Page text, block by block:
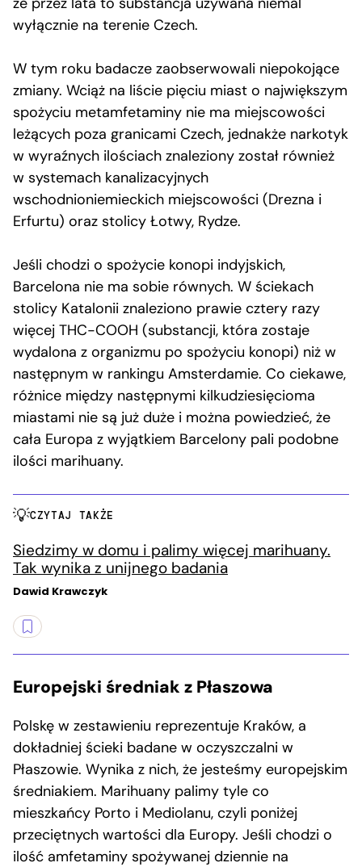
wyłącznie na terenie Czech.
W tym roku badacze zaobserwowali niepokojące
zmiany. Wciąż na liście pięciu miast o największym
spożyciu metamfetaminy nie ma miejscowości
leżących poza granicami Czech, jednakże narkotyk
w wyraźnych ilościach znaleziony został również
w systemach kanalizacyjnych
wschodnioniemieckich miejscowości (Drezna i
Erfurtu) oraz stolicy Łotwy, Rydze.
Jeśli chodzi o spożycie konopi indyjskich,
Barcelona nie ma sobie równych. W ściekach
stolicy Katalonii znaleziono prawie cztery razy
więcej THC-COOH (substancji, która zostaje
wydalona z organizmu po spożyciu konopi) niż w
następnym w rankingu Amsterdamie. Co ciekawe,
różnice między następnymi kilkudziesięcioma
miastami nie są już duże i można powiedzieć, że
cała Europa z wyjątkiem Barcelony pali podobne
ilości marihuany.
CZYTAJ TAKŻE
Siedzimy w domu i palimy więcej marihuany.
Tak wynika z unijnego badania
Dawid Krawczyk
Europejski średniak z Płaszowa
Polskę w zestawieniu reprezentuje Kraków, a
dokładniej ścieki badane w oczyszczalni w
Płaszowie. Wynika z nich, że jesteśmy europejskim
średniakiem. Marihuany palimy tyle co
mieszkańcy Porto i Mediolanu, czyli poniżej
przeciętnych wartości dla Europy. Jeśli chodzi o
ilość amfetaminy spożywanej dziennie na